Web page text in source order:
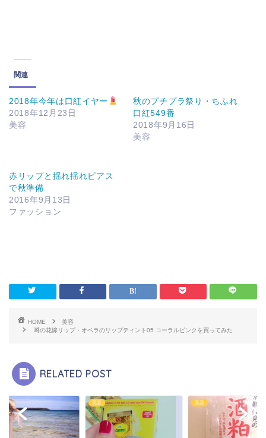
関連
2018年今年は口紅イヤー
2018年12月23日
美容
秋のプチプラ祭り・ちふれ
口紅549番
2018年9月16日
美容
赤リップと揺れ揺れピアス
で秋準備
2016年9月13日
ファッション
HOME
美容
噂の花嫁リップ・オペラのリップティント05 コーラルピンクを買ってみた
RELATED POST
美容 美容